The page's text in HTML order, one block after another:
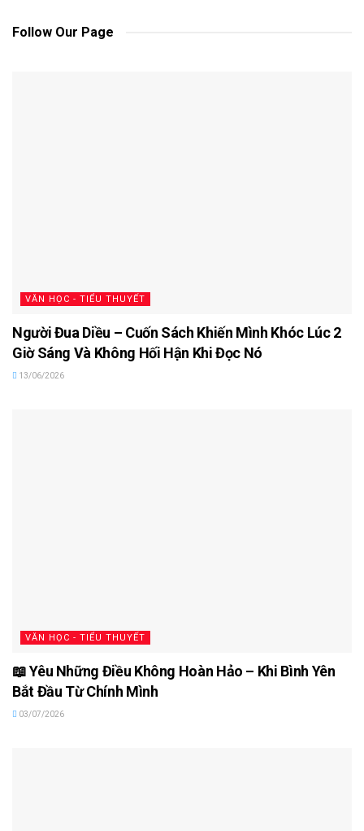
Follow Our Page
VĂN HỌC - TIỂU THUYẾT
Người Đua Diều – Cuốn Sách Khiến Mình Khóc Lúc 2
Giờ Sáng Và Không Hối Hận Khi Đọc Nó
13/06/2026
VĂN HỌC - TIỂU THUYẾT
📖 Yêu Những Điều Không Hoàn Hảo – Khi Bình Yên
Bắt Đầu Từ Chính Mình
03/07/2026